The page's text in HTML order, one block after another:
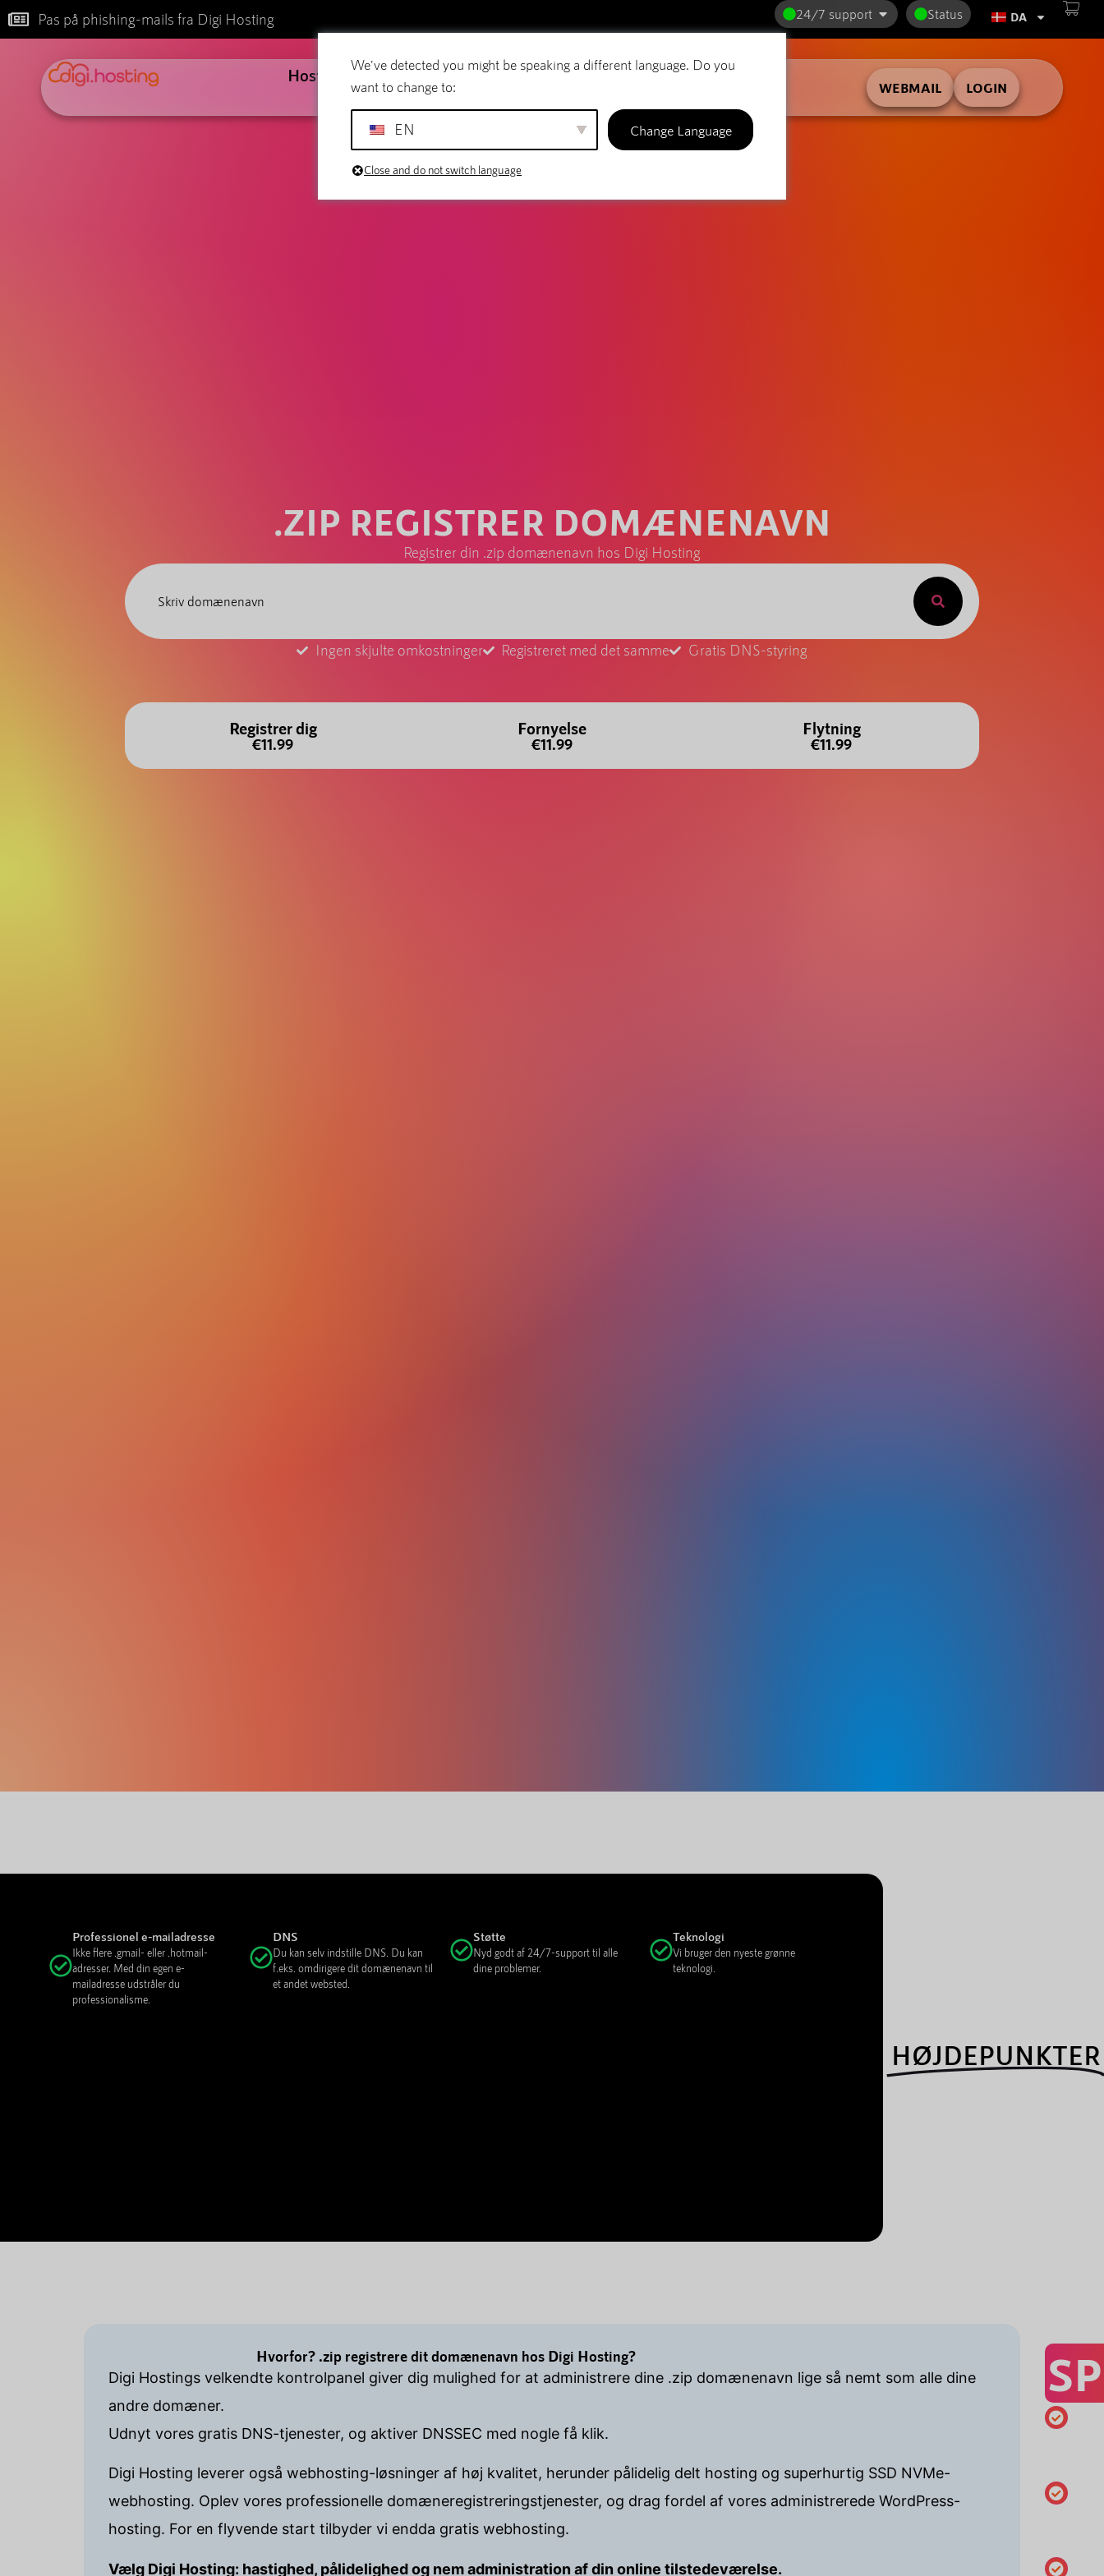
Pas på phishing-mails fra Digi Hosting 24/7 support Status DA
Hosting E-mail Domænenavne SiteBuilder
WEBMAIL LOGIN
.ZIP REGISTRER DOMÆNENAVN
Registrer din .zip domænenavn hos Digi Hosting
Ingen skjulte omkostninger Registreret med det samme Gratis DNS-styring
Registrer dig
€11.99
Fornyelse
€11.99
Flytning
€11.99
Professionel e-mailadresse
Ikke flere .gmail- eller .hotmail-
adresser. Med din egen e-
mailadresse udstråler du
professionalisme.
DNS
Du kan selv indstille DNS. Du kan
f.eks. omdirigere dit domænenavn til
et andet websted.
Støtte
Nyd godt af 24/7-support til alle
dine problemer.
Teknologi
Vi bruger den nyeste grønne
teknologi.
HØJDEPUNKTER
Hvorfor? .zip registrere dit domænenavn hos Digi Hosting?
Digi Hostings velkendte kontrolpanel giver dig mulighed for at administrere dine .zip domænenavn lige så nemt som alle dine
andre domæner.
Udnyt vores gratis DNS-tjenester, og aktiver DNSSEC med nogle få klik.
Digi Hosting leverer også webhosting-løsninger af høj kvalitet, herunder pålidelig delt hosting og superhurtig SSD NVMe-
webhosting. Oplev vores professionelle domæneregistreringstjenester, og drag fordel af vores administrerede WordPress-
hosting. For en flyvende start tilbyder vi endda gratis webhosting.
Vælg Digi Hosting: hastighed, pålidelighed og nem administration af din online tilstedeværelse.
We've detected you might be speaking a different language. Do you
want to change to:
EN Change Language
Close and do not switch language